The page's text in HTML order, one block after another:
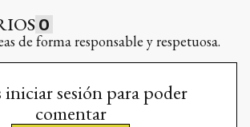
0
de forma responsable y respetuosa.
iniciar sesión para poder
comentar